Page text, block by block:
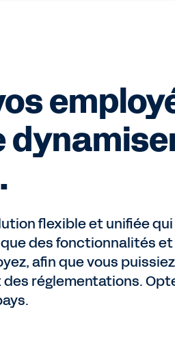
flexible et unifiée
des fonctionnalités
afin que vous
réglementations.